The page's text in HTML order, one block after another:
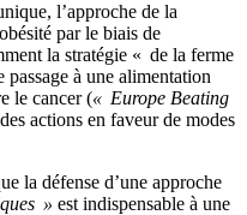
l’approche de la
par le biais de
la stratégie « de la ferme
à une alimentation
le cancer (« Europe Beating
actions en faveur de modes
la défense d’une approche
» est indispensable à une